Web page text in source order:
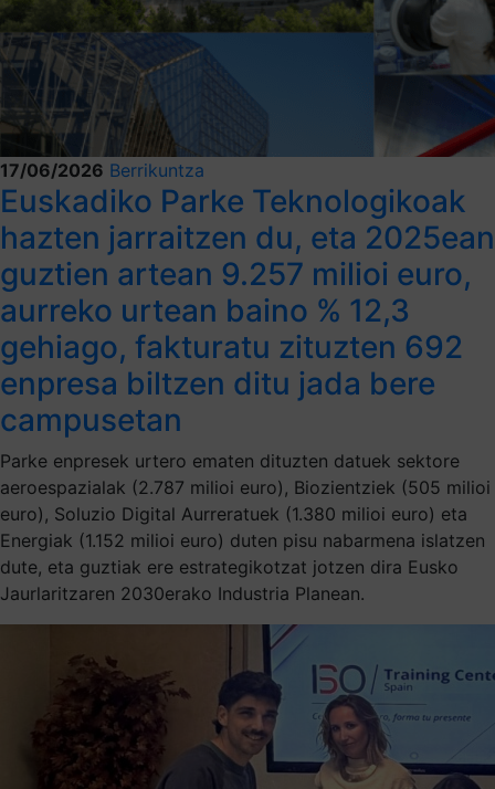
17/06/2026 Berrikuntza
Euskadiko Parke Teknologikoak
hazten jarraitzen du, eta 2025ean
guztien artean 9.257 milioi euro,
aurreko urtean baino % 12,3
gehiago, fakturatu zituzten 692
enpresa biltzen ditu jada bere
campusetan
Parke enpresek urtero ematen dituzten datuek sektore
aeroespazialak (2.787 milioi euro), Biozientziek (505 milioi
euro), Soluzio Digital Aurreratuek (1.380 milioi euro) eta
Energiak (1.152 milioi euro) duten pisu nabarmena islatzen
dute, eta guztiak ere estrategikotzat jotzen dira Eusko
Jaurlaritzaren 2030erako Industria Planean.